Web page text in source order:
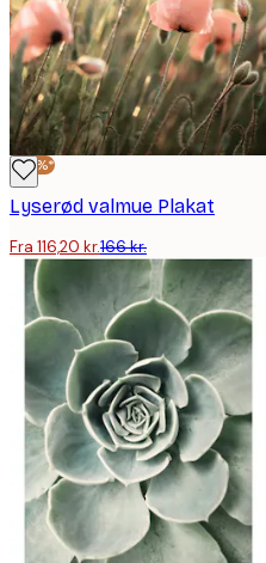
-30%*
Lyserød valmue Plakat
Fra 116,20 kr.166 kr.